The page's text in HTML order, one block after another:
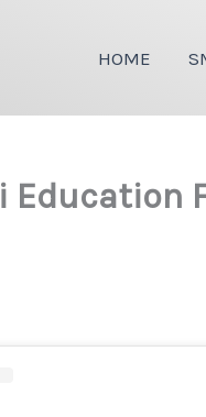
HOME